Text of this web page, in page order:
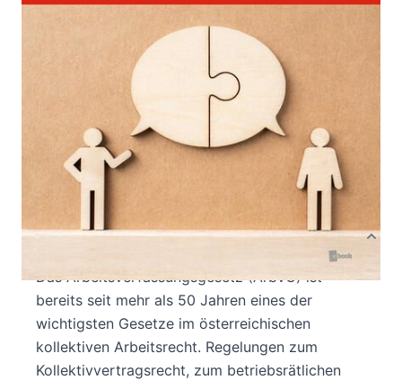
480 Seiten
ISBN: 978-3-99046-
745-9
Bibliografische Daten
Autor:innenbeschreibung
Produktbeschreibung
Das Arbeitsverfassungsgesetz (ArbVG) ist
bereits seit mehr als 50 Jahren eines der
wichtigsten Gesetze im österreichischen
kollektiven Arbeitsrecht. Regelungen zum
Kollektivvertragsrecht, zum betriebsrätlichen